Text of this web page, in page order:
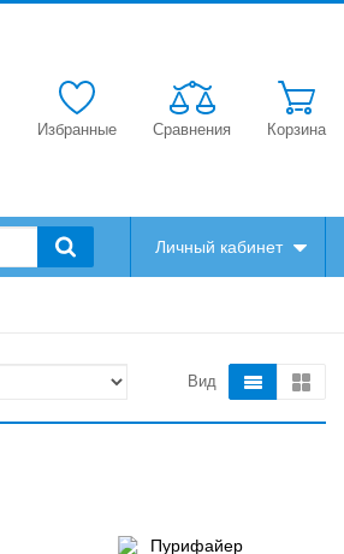
Избранные Сравнения Корзина
Личный кабинет
Вид